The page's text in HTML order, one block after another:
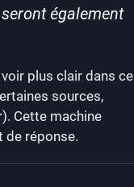
également
plus clair dans ce
sources,
Cette machine
de réponse.